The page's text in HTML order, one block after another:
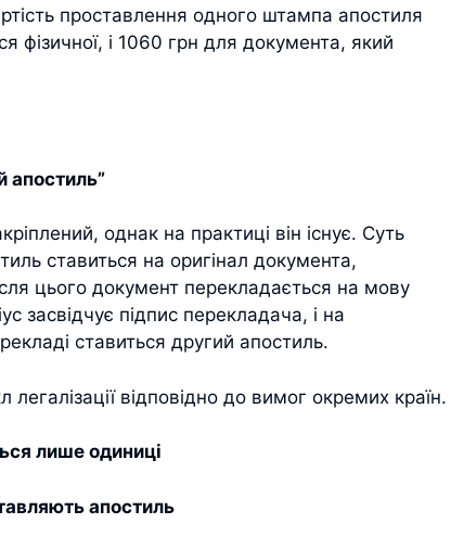
проставлення одного штампа апостиля
фізичної, і 1060 грн для документа, який
апостиль”
однак на практиці він існує. Суть
ставиться на оригінал документа,
цього документ перекладається на мову
засвідчує підпис перекладача, і на
ставиться другий апостиль.
відповідно до вимог окремих країн.
лише одиниці
апостиль